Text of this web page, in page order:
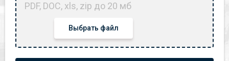
PDF, DOC, xls, zip до 20 мб
Выбрать файл